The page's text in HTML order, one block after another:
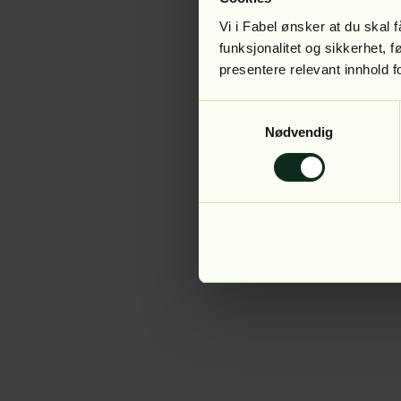
Vi i Fabel ønsker at du skal
funksjonalitet og sikkerhet,
presentere relevant innhold
Nødvendig
Application